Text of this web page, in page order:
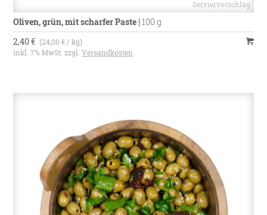
Oliven, grün, mit scharfer Paste |100 g
2,40 € (24,00 € / kg)
inkl. 7% MwSt. zzgl.Versandkosten